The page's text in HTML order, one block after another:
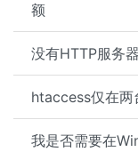
额
没有HTTP服务
htaccess仅在
我是否需要在